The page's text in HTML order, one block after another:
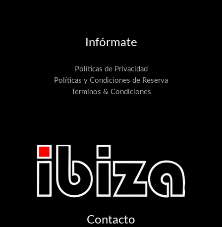
Infórmate
Políticas de Privacidad
Políticas y Condiciones de Reserva
Terminos & Condiciones
Contacto